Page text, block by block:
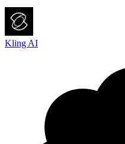
Kling AI